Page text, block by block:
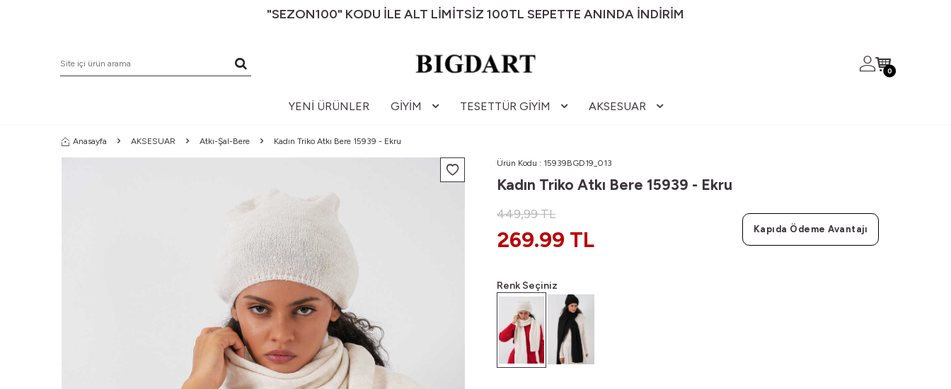
"SEZON100" KODU İLE ALT LİMİTSİZ 100TL SEPETTE ANINDA İNDİRİM
0
YENI ÜRÜNLER GIYIM TESETTÜR GIYIM AKSESUAR
Anasayfa AKSESUAR Atkı-Şal-Bere Kadın Triko Atkı Bere 15939 - Ekru
Ürün Kodu : 15939BGD19_013
Kadın Triko Atkı Bere 15939 - Ekru
449,99TL
269.99 TL Kapıda Ödeme Avantajı
Renk Seçiniz